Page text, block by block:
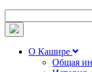
О Кашире
Общая